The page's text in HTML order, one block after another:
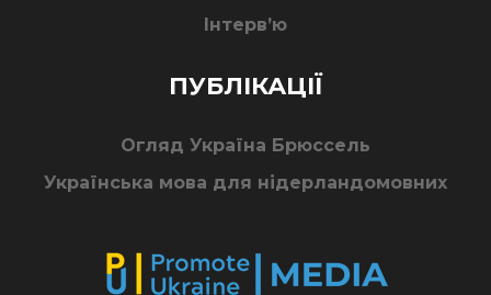
Інтерв’ю
ПУБЛІКАЦІЇ
Огляд Україна Брюссель
Українська мова для нідерландомовних